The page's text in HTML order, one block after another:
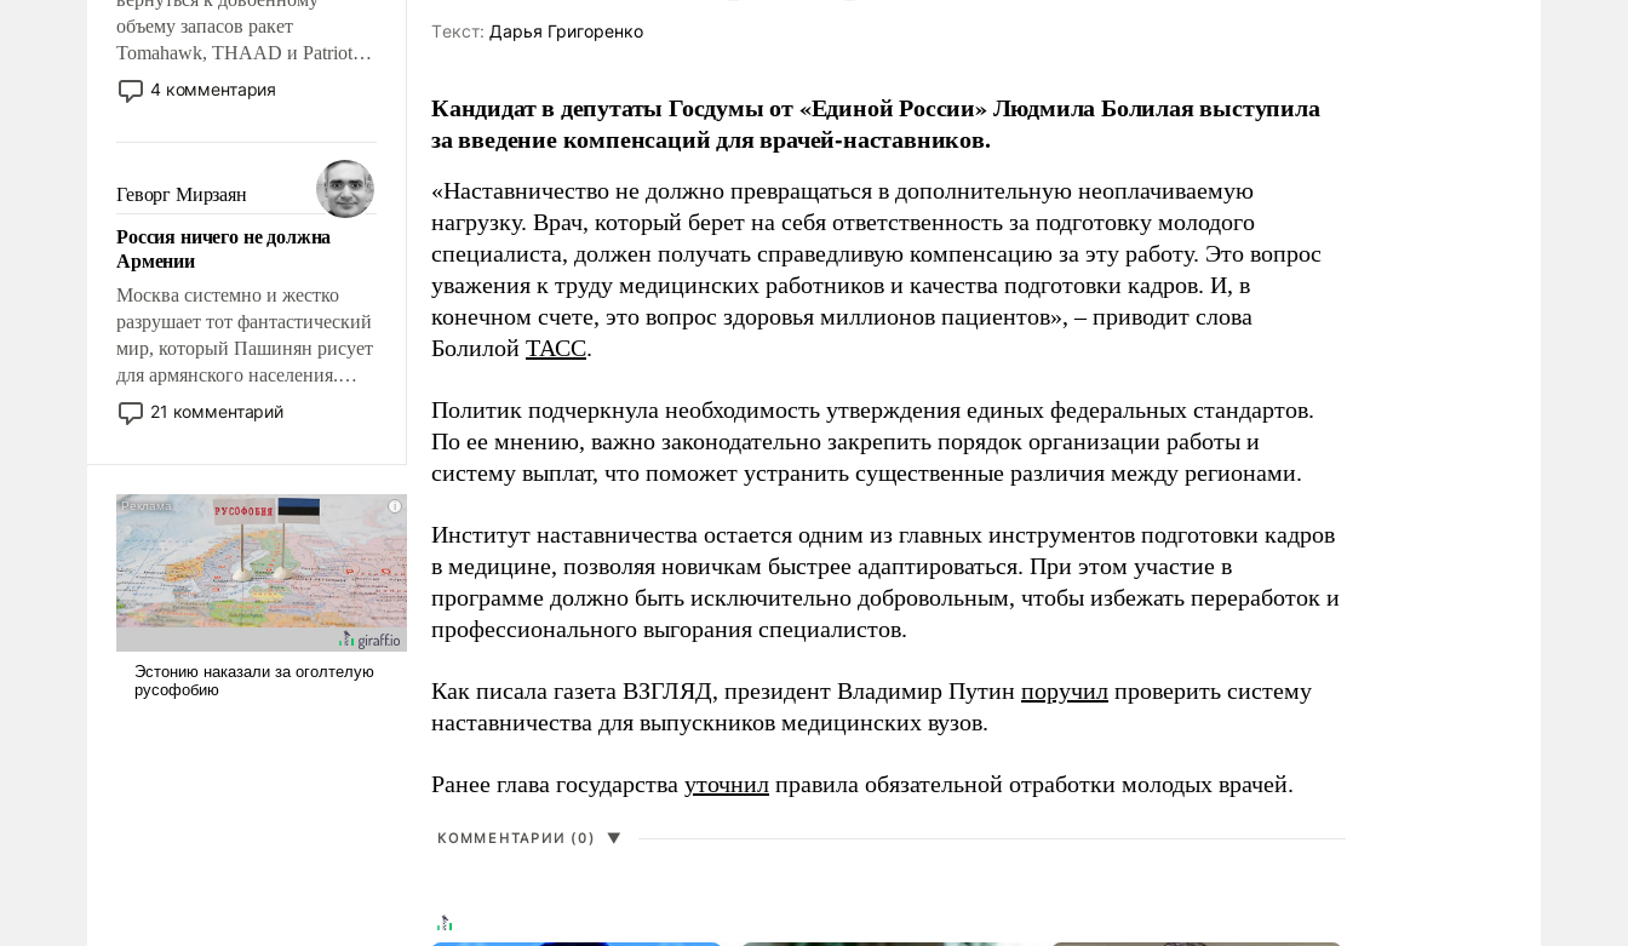
объему запасов ракет
Tomahawk, THAAD и Patriot
США потребуется более трех
лет. Даже небольшая война с
Сложившаяся ситуация
означает многолетний период
уязвимости США, например,
перед Китаем.
4 комментария
Геворг Мирзаян
Россия ничего не должна
Армении
Москва системно и жестко
разрушает тот фантастический
мир, который Пашинян рисует
для армянского населения.
Мир, где политические
прожекты будут безусловно
налогоплательщиков и где
Еревану за свои поступки не
нужно отвечать.
21 комментарий
Tекст: Дарья Григоренко
Кандидат в депутаты Госдумы от «Единой России» Людмила Болилая выступила
за введение компенсаций для врачей-наставников.
«Наставничество не должно превращаться в дополнительную неоплачиваемую
нагрузку. Врач, который берет на себя ответственность за подготовку молодого
специалиста, должен получать справедливую компенсацию за эту работу. Это вопрос
уважения к труду медицинских работников и качества подготовки кадров. И, в
конечном счете, это вопрос здоровья миллионов пациентов», – приводит слова
Болилой ТАСС.
Политик подчеркнула необходимость утверждения единых федеральных стандартов.
По ее мнению, важно законодательно закрепить порядок организации работы и
систему выплат, что поможет устранить существенные различия между регионами.
Институт наставничества остается одним из главных инструментов подготовки кадров
в медицине, позволяя новичкам быстрее адаптироваться. При этом участие в
программе должно быть исключительно добровольным, чтобы избежать переработок и
профессионального выгорания специалистов.
Как писала газета ВЗГЛЯД, президент Владимир Путин поручил проверить систему
наставничества для выпускников медицинских вузов.
Ранее глава государства уточнил правила обязательной отработки молодых врачей.
КОММЕНТАРИИ (0) ▼